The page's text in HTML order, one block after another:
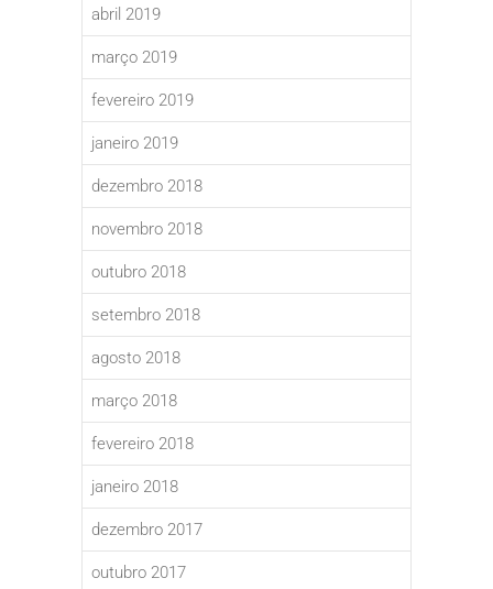
abril 2019
março 2019
fevereiro 2019
janeiro 2019
dezembro 2018
novembro 2018
outubro 2018
setembro 2018
agosto 2018
março 2018
fevereiro 2018
janeiro 2018
dezembro 2017
outubro 2017